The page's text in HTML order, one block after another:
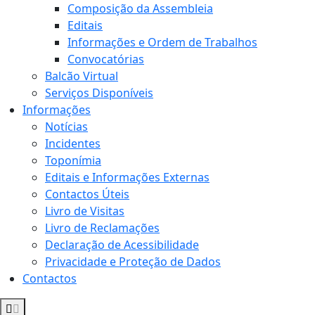
Composição da Assembleia
Editais
Informações e Ordem de Trabalhos
Convocatórias
Balcão Virtual
Serviços Disponíveis
Informações
Notícias
Incidentes
Toponímia
Editais e Informações Externas
Contactos Úteis
Livro de Visitas
Livro de Reclamações
Declaração de Acessibilidade
Privacidade e Proteção de Dados
Contactos